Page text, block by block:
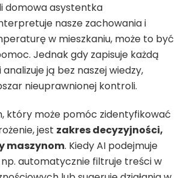
domowa asystentka
nasze zachowania i
w mieszkaniu, może to być
Jednak gdy zapisuje każdą
ją bez naszej wiedzy,
nieuprawnionej kontroli.
który może pomóc zidentyfikować
jest zakres decyzyjności,
maszynom. Kiedy AI podejmuje
automatycznie filtruje treści w